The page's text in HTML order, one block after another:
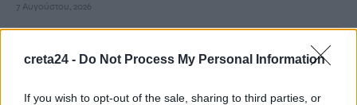
creta24 - Do Not Process My Personal Information
If you wish to opt-out of the sale, sharing to third parties, or
7 Αυγούστου, 2026
Europa League: Εκτός απροόπτου… η ΤΣΣΚΑ Σόφιας θα είναι